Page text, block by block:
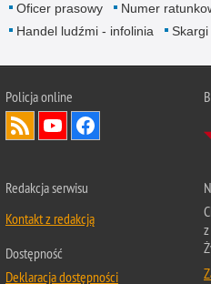
Oficer prasowy
Numer
Handel ludźmi - infolinia
Policja online
Redakcja serwisu
Kontakt z redakcją
Dostępność
Deklaracja dostępności